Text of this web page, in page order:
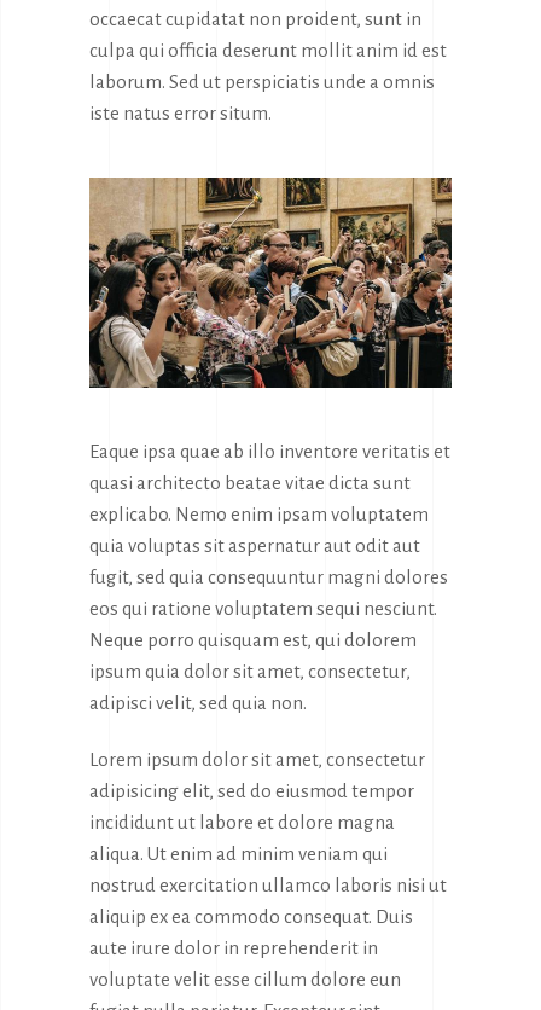
occaecat cupidatat non proident, sunt in
culpa qui officia deserunt mollit anim id est
laborum. Sed ut perspiciatis unde a omnis
iste natus error situm.
Eaque ipsa quae ab illo inventore veritatis et
quasi architecto beatae vitae dicta sunt
explicabo. Nemo enim ipsam voluptatem
quia voluptas sit aspernatur aut odit aut
fugit, sed quia consequuntur magni dolores
eos qui ratione voluptatem sequi nesciunt.
Neque porro quisquam est, qui dolorem
ipsum quia dolor sit amet, consectetur,
adipisci velit, sed quia non.
Lorem ipsum dolor sit amet, consectetur
adipisicing elit, sed do eiusmod tempor
incididunt ut labore et dolore magna
aliqua. Ut enim ad minim veniam qui
nostrud exercitation ullamco laboris nisi ut
aliquip ex ea commodo consequat. Duis
aute irure dolor in reprehenderit in
voluptate velit esse cillum dolore eun